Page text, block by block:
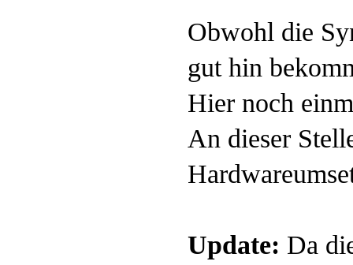
Obwohl die
gut hin
Hier noch
An dieser
Update: Da